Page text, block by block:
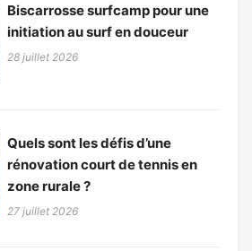
Biscarrosse surfcamp pour une
initiation au surf en douceur
28 juillet 2026
Quels sont les défis d’une
rénovation court de tennis en
zone rurale ?
27 juillet 2026